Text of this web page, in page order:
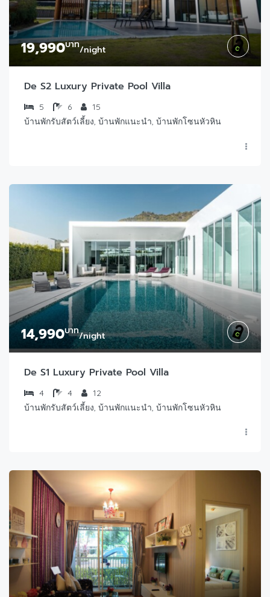
19,990บาท/night
De S2 Luxury Private Pool Villa
5 6
15
บ้านพักรับสัตว์เลี้ยง, บ้านพักแนะนำ, บ้านพักโซนหัวหิน
14,990บาท/night
De S1 Luxury Private Pool Villa
4 4
12
บ้านพักรับสัตว์เลี้ยง, บ้านพักแนะนำ, บ้านพักโซนหัวหิน